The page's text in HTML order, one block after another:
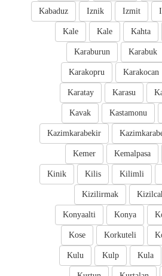
Izmit
Iznik
Kabaduz
Kahta
Kale
Kale
Karabuk
Karaburun
Karakocan
Karakopru
Karasu
Karatay
Kastamonu
Kavak
Kazimkarabekir
Kemalpasa
Kemer
Kilimli
Kilis
Kinik
Kizilirmak
Konya
Konyaalti
Korkuteli
Kose
Kula
Kulp
Kulu